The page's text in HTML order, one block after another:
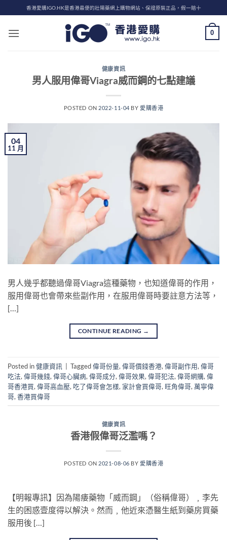
to
content
香港愛購IGO.HK是香港最便的壯陽藥網上購物網站、保證原裝正品，假一賠十
0
健康資訊
男人服用偉哥Viagra威而鋼的七點建議
POSTED ON 2022-11-04 BY愛購香港
04
11 月
男人幾乎都聽過偉哥Viagra這種藥物，也知道偉哥的作用，
服用偉哥也會帶來些副作用，在服用偉哥時要註意方法等，
[…]
CONTINUE READING →
Posted in健康資訊 Tagged偉哥份量, 偉哥價錢香港, 偉哥副作用, 偉哥
吃法, 偉哥幾錢, 偉哥心臟病, 偉哥成分, 偉哥效果, 偉哥犯法, 偉哥網購, 偉
哥香港買, 偉哥高血壓, 吃了偉哥會怎樣, 家計會買偉哥, 旺角偉哥, 萬寧偉
哥, 香港買偉哥
健康資訊
香港假偉哥泛濫嗎？
POSTED ON 2021-08-06 BY愛購香港
【明報專訊】因為陽痿藥物「威而鋼」（俗稱偉哥）﹐李先
生的困惑壹度得以解決。然而﹐他近來憑醫生紙到藥房買藥
服用後 […]